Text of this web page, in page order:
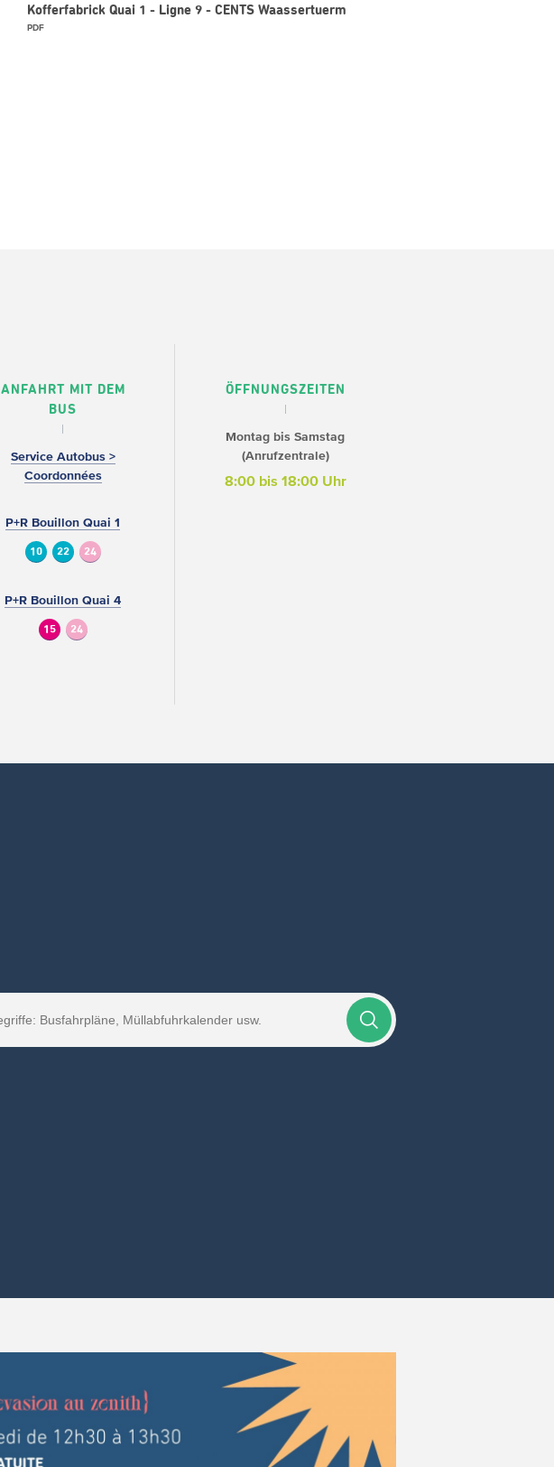
Kofferfabrick Quai 1 - Ligne 9 - CENTS Waassertuerm
PDF
ANFAHRT MIT DEM
BUS
Service Autobus >
Coordonnées
P+R Bouillon Quai 1
10 22 24
P+R Bouillon Quai 4
15 24
ÖFFNUNGSZEITEN
Montag bis Samstag
(Anrufzentrale)
8:00 bis 18:00 Uhr